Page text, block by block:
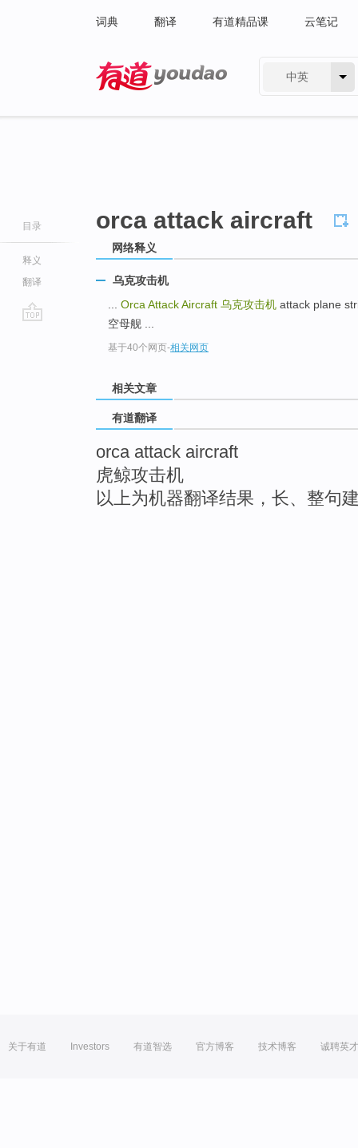
词典 翻译 有道精品课 云笔记
中英
目录
释义
翻译
orca attack aircraft
网络释义
乌克攻击机
Orca Attack Aircraft 乌克攻击机 attack plane
空母舰 ...
基于40个网页-相关网页
相关文章
有道翻译
orca attack aircraft
虎鲸攻击机
以上为机器翻译结果，长、整句
关于有道 Investors 有道智选 官方博客 技术博客 诚聘英才